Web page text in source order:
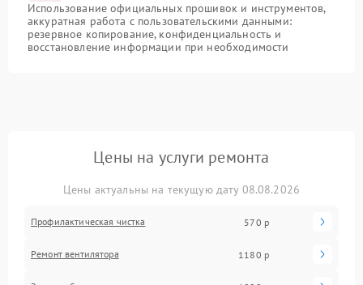
Использование официальных прошивок и инструментов,
аккуратная работа с пользовательскими данными:
резервное копирование, конфиденциальность и
восстановление информации при необходимости
Цены на услуги ремонта
Цены актуальны на текущую дату 08.08.2026
Профилактическая чистка 570 р
Ремонт вентилятора 1180 р